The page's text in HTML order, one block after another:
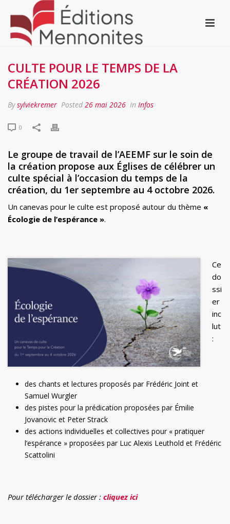
CULTE POUR LE TEMPS DE LA
CRÉATION 2026
Bysylviekremer Posted 26 mai 2026 In Infos
0
Le groupe de travail de l’AEEMF sur le soin de
la création propose aux Églises de célébrer un
culte spécial à l’occasion du temps de la
création, du 1er septembre au 4 octobre 2026.
Un canevas pour le culte est proposé autour du thème «
Écologie de l’espérance ».
Ce
do
ssi
er
inc
lut
:
des chants et lectures proposés par Frédéric Joint et
Samuel Wurgler
des pistes pour la prédication proposées par Émilie
Jovanovic et Peter Strack
des actions individuelles et collectives pour « pratiquer
l’espérance » proposées par Luc Alexis Leuthold et Frédéric
Scattolini
Pour télécharger le dossier : cliquez ici